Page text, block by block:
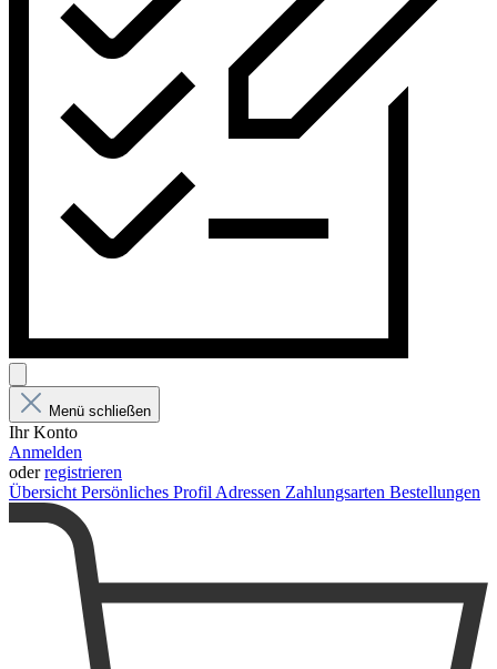
Menü schließen
Ihr Konto
Anmelden
oderregistrieren
Übersicht Persönliches Profil Adressen Zahlungsarten Bestellungen